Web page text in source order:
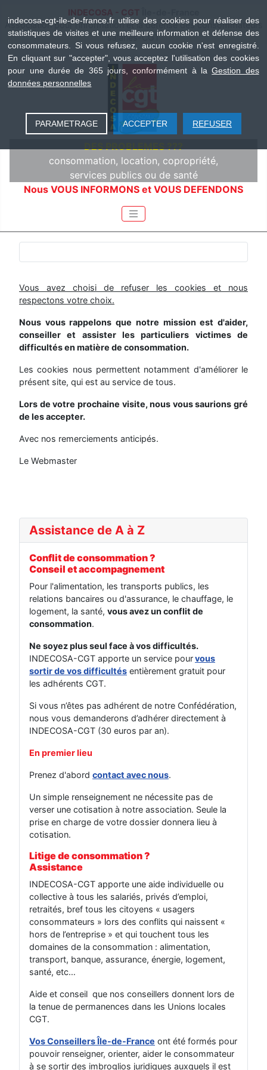
Association pour l'information et la défense des consommateurs
salariés-CGT
indecosa-cgt-ile-de-france.fr utilise des cookies pour réaliser des
statistiques de visites et une meilleure information et défense des
consommateurs. Si vous refusez, aucun cookie n'est enregistré.
En cliquant sur "accepter", vous acceptez l'utilisation des cookies
pour une durée de 365 jours, conformément à laGestion des
données personnelles
PARAMETRAGE ACCEPTER REFUSER
DES PROBLEMES ???
consommation, location, copropriété,
services publics ou de santé
Nous VOUS INFORMONS et VOUS DEFENDONS
Vous avez choisi de refuser les cookies et nous
respectons votre choix.
Nous vous rappelons que notre mission est d'aider,
conseiller et assister les particuliers victimes de
difficultés en matière de consommation.
Les cookies nous permettent notamment d'améliorer le
présent site, qui est au service de tous.
Lors de votre prochaine visite, nous vous saurions gré
de les accepter.
Avec nos remerciements anticipés.
Le Webmaster
Assistance de A à Z
Conflit de consommation ?
Conseil et accompagnement
Pour l'alimentation, les transports publics, les
relations bancaires ou d'assurance, le chauffage, le
logement, la santé, vous avez un conflit de
consommation.
Ne soyez plus seul face à vos difficultés.
INDECOSA-CGT apporte un service pourvous
sortir de vos difficultés entièrement gratuit pour
les adhérents CGT.
Si vous n’êtes pas adhérent de notre Confédération,
nous vous demanderons d’adhérer directement à
INDECOSA-CGT (30 euros par an).
En premier lieu
Prenez d'abord contact avec nous.
Un simple renseignement ne nécessite pas de
verser une cotisation à notre association. Seule la
prise en charge de votre dossier donnera lieu à
cotisation.
Litige de consommation ?
Assistance
INDECOSA-CGT apporte une aide individuelle ou
collective à tous les salariés, privés d’emploi,
retraités, bref tous les citoyens « usagers
consommateurs » lors des conflits qui naissent «
hors de l’entreprise » et qui touchent tous les
domaines de la consommation : alimentation,
transport, banque, assurance, énergie, logement,
santé, etc…
Aide et conseil que nos conseillers donnent lors de
la tenue de permanences dans les Unions locales
CGT.
Vos Conseillers Île-de-France ont été formés pour
pouvoir renseigner, orienter, aider le consommateur
à se sortir des imbroglios juridiques auxquels il est